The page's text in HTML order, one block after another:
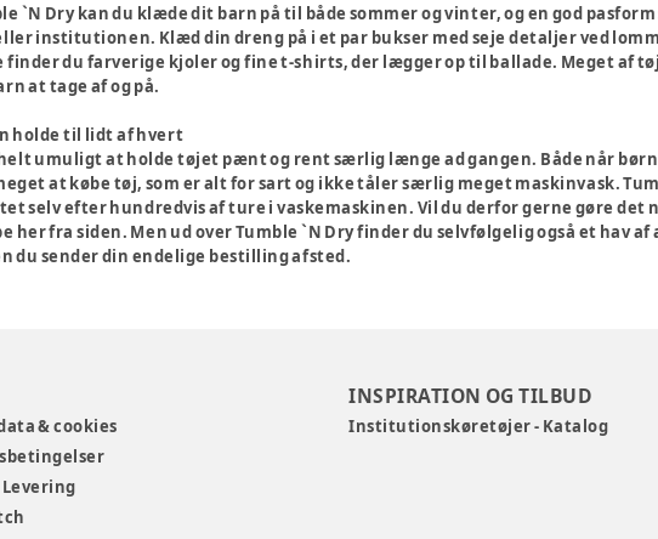
`N Dry kan du klæde dit barn på til både sommer og vinter, og en god
institutionen. Klæd din dreng på i et par bukser med seje detaljer ved
finder du farverige kjoler og fine t-shirts, der lægger op til ballade. Meget af
at tage af og på.
holde til lidt af hvert
umuligt at holde tøjet pænt og rent særlig længe ad gangen. Både når børn
at købe tøj, som er alt for sart og ikke tåler særlig meget maskinvask.
selv efter hundredvis af ture i vaskemaskinen. Vil du derfor gerne gøre det
her fra siden. Men ud over Tumble `N Dry finder du selvfølgelig også et hav
du sender din endelige bestilling afsted.
& cookies
INSPIRATION OG TILBUD
Institutionskøretøjer - Katalog